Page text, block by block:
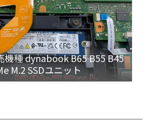
機種 dynabook B65 B55 B45
M.2 SSDユニット